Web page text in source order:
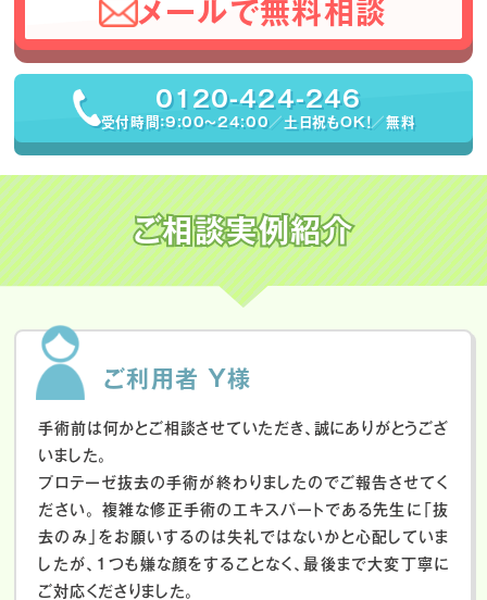
メールで無料相談
0120-424-246
受付時間：9:00〜24:00／土日祝もOK！／無料
ご相談実例紹介
ご利用者 Y様
手術前は何かとご相談させていただき、誠にありがとうござ
いました。
プロテーゼ抜去の手術が終わりましたのでご報告させてく
ださい。
複雑な修正手術のエキスパートである先生に「抜
去のみ」をお願いするのは失礼ではないかと心配していま
したが、１つも嫌な顔をすることなく、最後まで大変丁寧に
ご対応くださりました。